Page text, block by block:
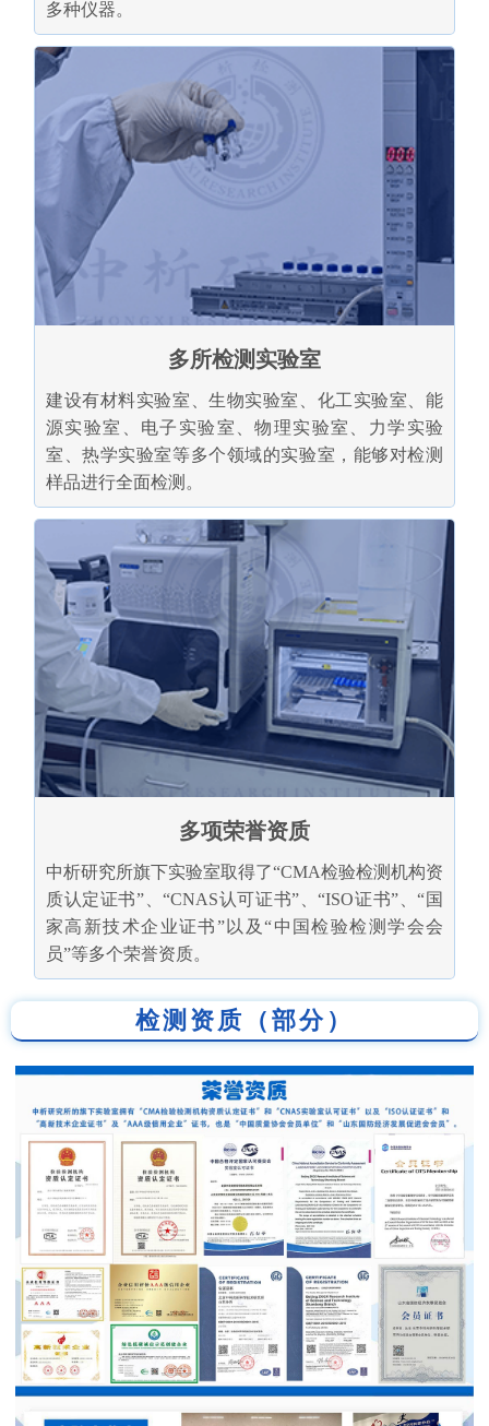
多种仪器。
多所检测实验室
建设有材料实验室、生物实验室、化工实验室、能
源实验室、电子实验室、物理实验室、力学实验
室、热学实验室等多个领域的实验室，能够对检测
样品进行全面检测。
多项荣誉资质
中析研究所旗下实验室取得了“CMA检验检测机构资
质认定证书”、“CNAS认可证书”、“ISO证书”、“国
家高新技术企业证书”以及“中国检验检测学会会
员”等多个荣誉资质。
检测资质（部分）